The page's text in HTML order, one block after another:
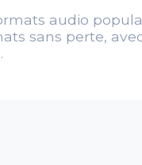
audio
sans perte,